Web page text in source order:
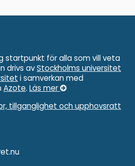
startpunkt för alla som vill veta
drivs avStockholms universitet
i samverkan med
Azote. Läs mer
tillganglighet och upphovsratt